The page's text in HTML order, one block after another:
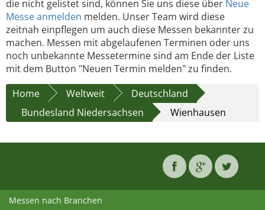
die nicht gelistet sind, können Sie uns diese über Neue
Messe anmelden melden. Unser Team wird diese
zeitnah einpflegen um auch diese Messen bekannter zu
machen. Messen mit abgelaufenen Terminen oder uns
noch unbekannte Messetermine sind am Ende der Liste
mit dem Button "Neuen Termin melden" zu finden.
Home
Weltweit
Deutschland
Bundesland Niedersachsen
Wienhausen
Messen nach Branchen